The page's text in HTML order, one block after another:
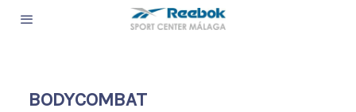
BODYCOMBAT